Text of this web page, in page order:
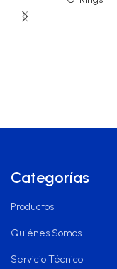
Categorías
Productos
Quiénes Somos
Servicio Técnico